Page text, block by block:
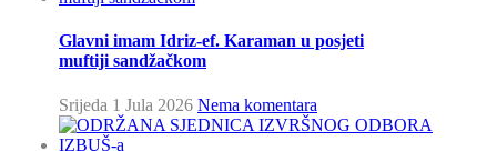
Glavni imam Idriz-ef. Karaman u posjeti
muftiji sandžačkom
Srijeda 1 Jula 2026 Nema komentara